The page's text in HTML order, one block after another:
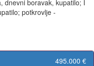
dnevni boravak, kupatilo; I
potkrovlje -
495.000 €